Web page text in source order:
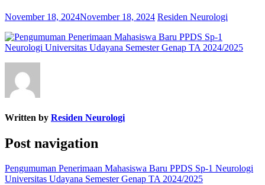
November 18, 2024November 18, 2024 Residen Neurologi
Written by Residen Neurologi
Post navigation
Pengumuman Penerimaan Mahasiswa Baru PPDS Sp-1 Neurologi
Universitas Udayana Semester Genap TA 2024/2025